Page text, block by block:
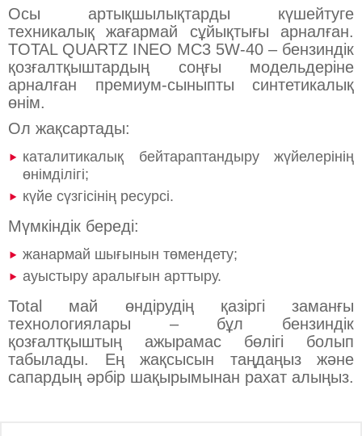
Осы артықшылықтарды күшейтуге
техникалық жағармай сұйықтығы арналған.
TOTAL QUARTZ INEO MC3 5W-40 – бензиндік
қозғалтқыштардың соңғы модельдеріне
арналған премиум-сыныпты синтетикалық
өнім.
Ол жақсартады:
каталитикалық бейтараптандыру жүйелерінің
өнімділігі;
күйе сүзгісінің ресурсі.
Мүмкіндік береді:
жанармай шығынын төмендету;
ауыстыру аралығын арттыру.
Total май өндірудің қазіргі заманғы
технологиялары – бұл бензиндік
қозғалтқыштың ажырамас бөлігі болып
табылады. Ең жақсысын таңдаңыз және
сапардың әрбір шақырымынан рахат алыңыз.